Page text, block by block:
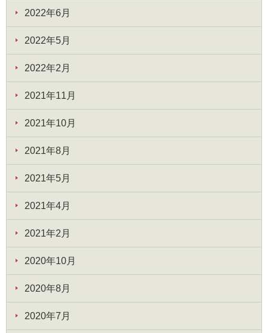
2022年6月
2022年5月
2022年2月
2021年11月
2021年10月
2021年8月
2021年5月
2021年4月
2021年2月
2020年10月
2020年8月
2020年7月